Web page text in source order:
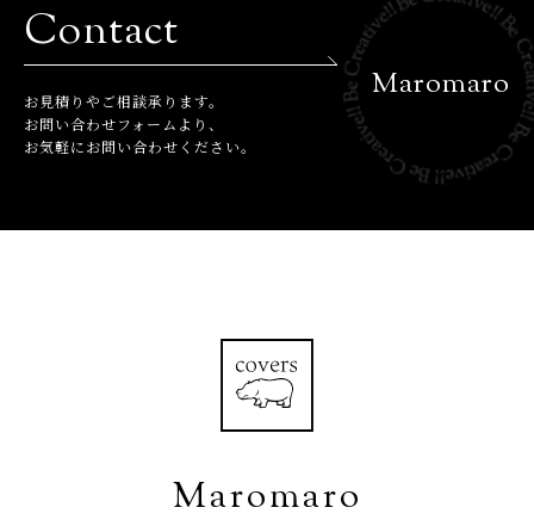
Contact
お⾒積りやご相談承ります。
お問い合わせフォームより、
お気軽にお問い合わせください。
Maromaro
Maromaro